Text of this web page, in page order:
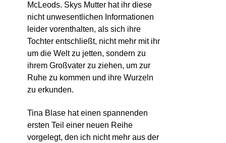
McLeods. Skys Mutter hat ihr diese
nicht unwesentlichen Informationen
leider vorenthalten, als sich ihre
Tochter entschließt, nicht mehr mit ihr
um die Welt zu jetten, sondern zu
ihrem Großvater zu ziehen, um zur
Ruhe zu kommen und ihre Wurzeln
zu erkunden.
Tina Blase hat einen spannenden
ersten Teil einer neuen Reihe
vorgelegt, den ich nicht mehr aus der